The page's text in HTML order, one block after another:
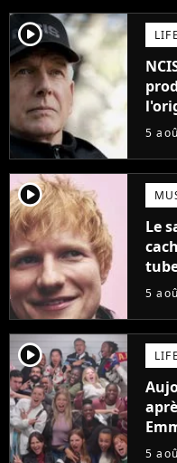
player2
la
5
player2
Le
5
player2
5